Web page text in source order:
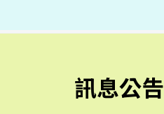
訊息公告